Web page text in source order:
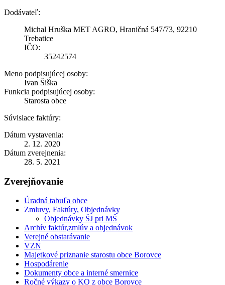
Dodávateľ:
Michal Hruška MET AGRO, Hraničná 547/73, 92210
Trebatice
IČO:
35242574
Meno podpisujúcej osoby:
Ivan Šiška
Funkcia podpisujúcej osoby:
Starosta obce
Súvisiace faktúry:
Dátum vystavenia:
2. 12. 2020
Dátum zverejnenia:
28. 5. 2021
Zverejňovanie
Úradná tabuľa obce
Zmluvy, Faktúry, Objednávky
Objednávky ŠJ pri MŠ
Archív faktúr,zmlúv a objednávok
Verejné obstarávanie
VZN
Majetkové priznanie starostu obce Borovce
Hospodárenie
Dokumenty obce a interné smernice
Ročné výkazy o KO z obce Borovce